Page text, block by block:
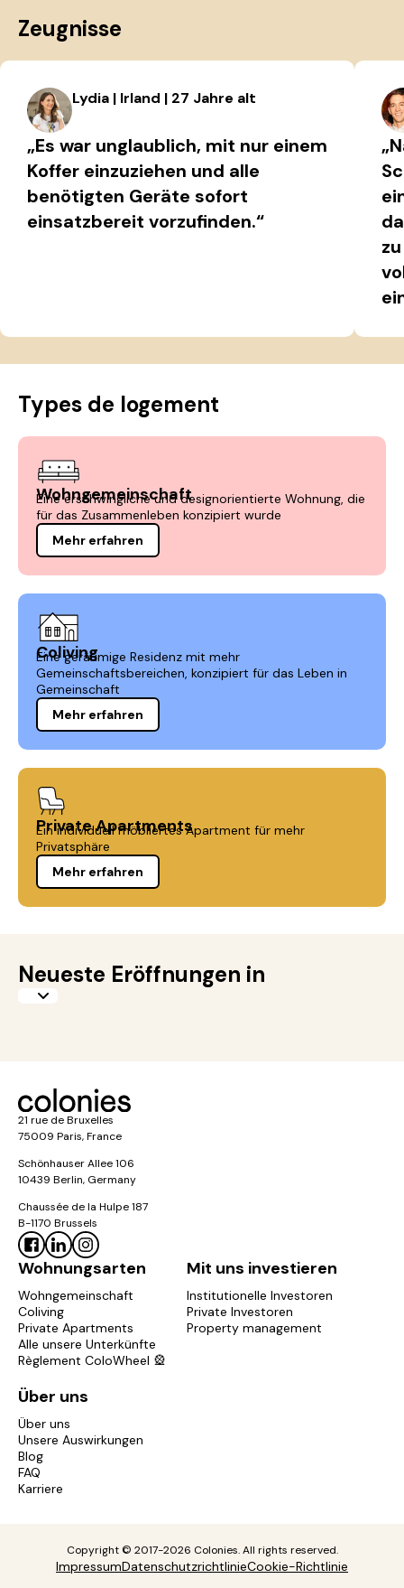
Zeugnisse
Lydia | Irland | 27 Jahre alt
„Es war unglaublich, mit nur einem
Koffer einzuziehen und alle
benötigten Geräte sofort
einsatzbereit vorzufinden.“
Types de logement
Wohngemeinschaft
Eine erschwingliche und designorientierte Wohnung, die
für das Zusammenleben konzipiert wurde
Mehr erfahren
Coliving
Eine geräumige Residenz mit mehr
Gemeinschaftsbereichen, konzipiert für das Leben in
Gemeinschaft
Mehr erfahren
Private Apartments
Ein individuell möbliertes Apartment für mehr
Privatsphäre
Mehr erfahren
Neueste Eröffnungen in
21 rue de Bruxelles
75009 Paris, France
Schönhauser Allee 106
10439 Berlin, Germany
Chaussée de la Hulpe 187
B-1170 Brussels
Wohnungsarten
Wohngemeinschaft
Coliving
Private Apartments
Alle unsere Unterkünfte
Règlement ColoWheel 🎡
Mit uns investieren
Institutionelle Investoren
Private Investoren
Property management
Über uns
Über uns
Unsere Auswirkungen
Blog
FAQ
Karriere
Copyright © 2017-2026 Colonies. All rights reserved.
ImpressumDatenschutzrichtlinieCookie-Richtlinie